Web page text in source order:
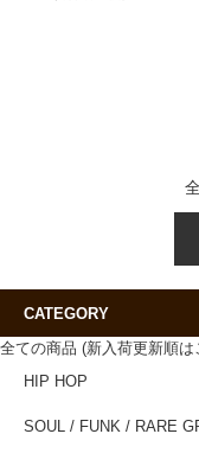
CATEGORY
全ての商品 (新入荷更新順は
HIP HOP
SOUL / FUNK / RARE